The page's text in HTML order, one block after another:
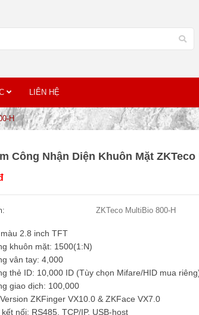
LIÊN HỆ
H
Công Nhận Diện Khuôn Mặt
ZKTeco MultiBio 800-H
2.8 inch TFT
khuôn mặt: 1500(1:N)
vân tay: 4,000
thẻ ID: 10,000 ID (Tùy chọn Mifare/HID mua
giao dịch: 100,000
ZKFinger VX10.0 & ZKFace VX7.0
nối: RS485, TCP/IP, USB-host